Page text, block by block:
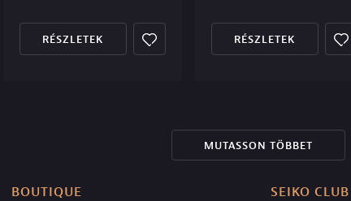
RÉSZLETEK RÉSZLETEK
MUTASSON TÖBBET
BOUTIQUE SEIKO CLUB